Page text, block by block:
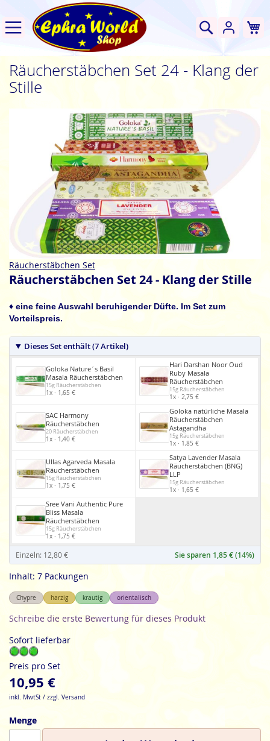
Suche
Räucherstäbchen Set 24 - Klang der
Stille
Zum
Anfang
Bildgalerie
springen
Räucherstäbchen Set
Räucherstäbchen Set 24 - Klang der Stille
♦ eine feine Auswahl beruhigender Düfte. Im Set zum
Vorteilspreis.
Dieses Set enthält (7 Artikel)
Goloka Nature´s Basil
Masala Räucherstäbchen
15g Räucherstäbchen
1x · 1,65 €
Hari Darshan Noor Oud
Ruby Masala
Räucherstäbchen
15g Räucherstäbchen
1x · 2,75 €
SAC Harmony
Räucherstäbchen
20 Räucherstäbchen
1x · 1,40 €
Goloka natürliche Masala
Räucherstäbchen
Astagandha
15g Räucherstäbchen
1x · 1,85 €
Ullas Agarveda Masala
Räucherstäbchen
15g Räucherstäbchen
1x · 1,75 €
Satya Lavender Masala
Räucherstäbchen (BNG)
LLP
15g Räucherstäbchen
1x · 1,65 €
Sree Vani Authentic Pure
Bliss Masala
Räucherstäbchen
15g Räucherstäbchen
1x · 1,75 €
Einzeln: 12,80 € Sie sparen 1,85 € (14%)
Inhalt: 7 Packungen
Chypre harzig krautig orientalisch
Schreibe die erste Bewertung für dieses Produkt
Sofort lieferbar
Preis pro Set
10,95 €
inkl. MwtSt / zzgl. Versand
Menge